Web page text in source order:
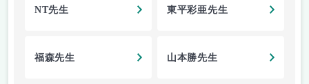
NT先生 東平彩亜先生
福森先生 山本勝先生